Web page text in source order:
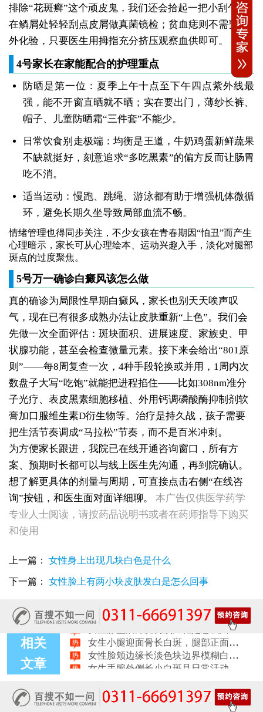
排除“花斑癣”这个顽皮鬼，我们还会拾起一把小刮勺，
在鳞屑处轻轻刮点皮屑做真菌镜检；贫血痣则不需要额
外化验，只要医生用拇指充分挤压观察血供即可。
4号家长在家能配合的护理重点
防晒是第一位：夏季上午十点至下午四点紫外线最
强，能不开窗直晒就不晒；实在要出门，薄纱长裤、
帽子、儿童防晒霜“三件套”不能少。
日常饮食别走极端：均衡是王道，牛奶鸡蛋新鲜蔬果
不缺就挺好，刻意追求“多吃黑素”的偏方反而让肠胃
吃不消。
适当运动：慢跑、跳绳、游泳都有助于增强机体微循
环，避免长期久坐导致局部血流不畅。
情绪管理也得同步关注，不少女孩在青春期因“怕丑”而产生
心理暗示，家长可从心理绘本、运动兴趣入手，淡化对腿部
斑点的过度聚焦。
5号万一确诊白癜风该怎么做
真的确诊为局限性早期白癜风，家长也别天天唉声叹
气，现在已有很多成熟办法让皮肤重新“上色”。我们会
先做一次全面评估：斑块面积、进展速度、家族史、甲
状腺功能，甚至会检查微量元素。接下来会给出“801原
则”——每8周复查一次，4种手段轮换或并用，1周内次
数盘子大写“吃饱”就能把进程掐住——比如308nm准分
子光疗、表皮黑素细胞移植、外用钙调磷酸酶抑制剂软
膏加口服维生素D衍生物等。治疗是持久战，孩子需要
把生活节奏调成“马拉松”节奏，而不是百米冲刺。
为方便家长跟进，我院已在线开通咨询窗口，所有方
案、预期时长都可以与线上医生先沟通，再到院确认。
想了解更具体的剂量与周期，可直接点击右侧“在线咨
询”按钮，和医生面对面详细聊。
本广告仅供医学药学
专业人士阅读，请按药品说明书或者在药师指导下购买
和使用
上一篇： 女性身上出现几块白色是什么
下一篇： 女性脸上有两小块皮肤发白是怎么回事
相关
文章
女性后背腰窝长小白点凹陷处色素变淡，是白癜风早期症状吗
女生脚踝骨节凸起处长白斑 脱色原因与应对方法
女性小腿冒出小白点，浅色斑点是白癜风吗
女生腰窝长白斑凹陷脱色 警惕白癜风迹象
眼角细小白点、眼周浅色斑块，严重吗
女性肩膀后侧长白块后背肩颈连接处发白怎么回事
女性膝盖后方腿窝淡白斑是怎么回事 隐蔽处白斑咨询
女生小腿迎面骨长白斑，腿部正面发白解答
女性脸颊边缘长淡色块边界模糊白斑是怎么回事
女生手腕外侧长小白斑且日常活动发白，警惕白癜风信号
女生后腰中间长淡色斑腰部正中发白要紧吗